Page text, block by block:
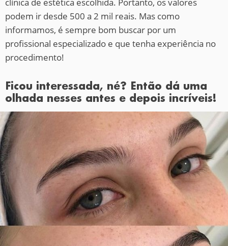
podem ir desde 500 a 2 mil reais. Mas como
informamos, é sempre bom buscar por um
profissional especializado e que tenha experiência no
procedimento!
Ficou interessada, né? Então dá uma
olhada nesses antes e depois incríveis!